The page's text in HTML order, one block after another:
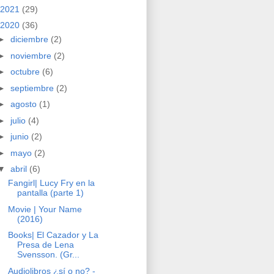
2021 (29)
2020 (36)
diciembre (2)
noviembre (2)
octubre (6)
septiembre (2)
agosto (1)
julio (4)
junio (2)
mayo (2)
abril (6)
Fangirl| Lucy Fry en la
pantalla (parte 1)
Movie | Your Name
(2016)
Books| El Cazador y La
Presa de Lena
Svensson. (Gr...
Audiolibros ¿sí o no? -